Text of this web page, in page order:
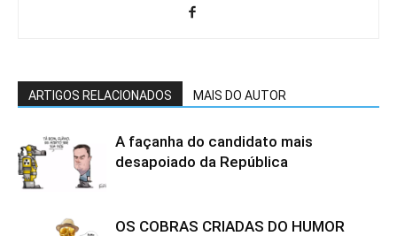
ARTIGOS RELACIONADOS MAIS DO AUTOR
A façanha do candidato mais
desapoiado da República
OS COBRAS CRIADAS DO HUMOR